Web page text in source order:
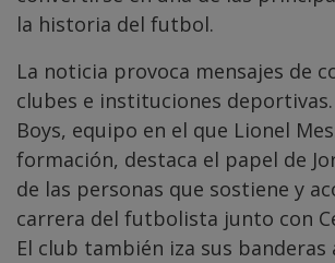
la historia del futbol.
La noticia provoca mensajes de
clubes e instituciones deportivas.
Boys, equipo en el que Lionel
formación, destaca el papel de
de las personas que sostiene y
carrera del futbolista junto con
El club también iza sus banderas